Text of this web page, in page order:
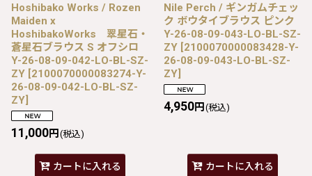
Hoshibako Works / Rozen
Maiden x
HoshibakoWorks 翠星石・
蒼星石ブラウス S オフシロ
Y-26-08-09-042-LO-BL-SZ-
ZY [2100070000083274-Y-
26-08-09-042-LO-BL-SZ-
ZY]
11,000円 (税込)
カートに入れる
Nile Perch / ギンガムチェッ
ク ボウタイブラウス ピンク
Y-26-08-09-043-LO-BL-SZ-
ZY [2100070000083428-Y-
26-08-09-043-LO-BL-SZ-
ZY]
4,950円 (税込)
カートに入れる